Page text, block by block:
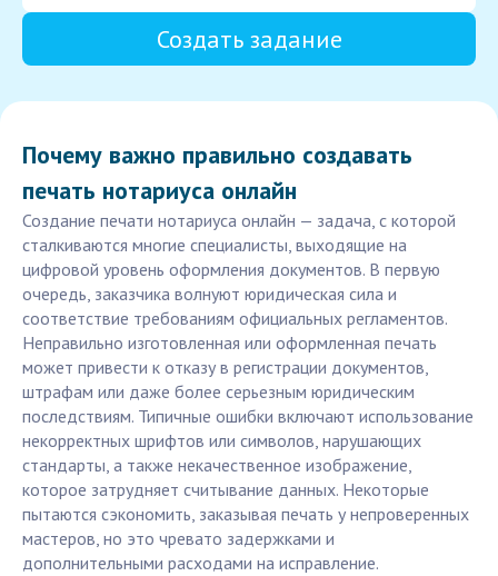
Создать задание
Почему важно правильно создавать
печать нотариуса онлайн
Создание печати нотариуса онлайн — задача, с которой
сталкиваются многие специалисты, выходящие на
цифровой уровень оформления документов. В первую
очередь, заказчика волнуют юридическая сила и
соответствие требованиям официальных регламентов.
Неправильно изготовленная или оформленная печать
может привести к отказу в регистрации документов,
штрафам или даже более серьезным юридическим
последствиям. Типичные ошибки включают использование
некорректных шрифтов или символов, нарушающих
стандарты, а также некачественное изображение,
которое затрудняет считывание данных. Некоторые
пытаются сэкономить, заказывая печать у непроверенных
мастеров, но это чревато задержками и
дополнительными расходами на исправление.